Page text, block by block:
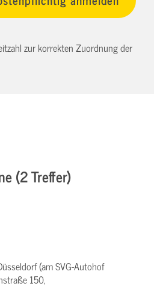
zur korrekten Zuordnung der
(2 Treffer)
(am SVG-Autohof
150,